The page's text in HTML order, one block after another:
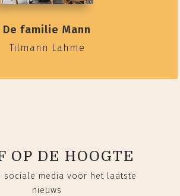
De familie Mann
Tilmann Lahme
OP DE HOOGTE
sociale media voor het laatste
nieuws